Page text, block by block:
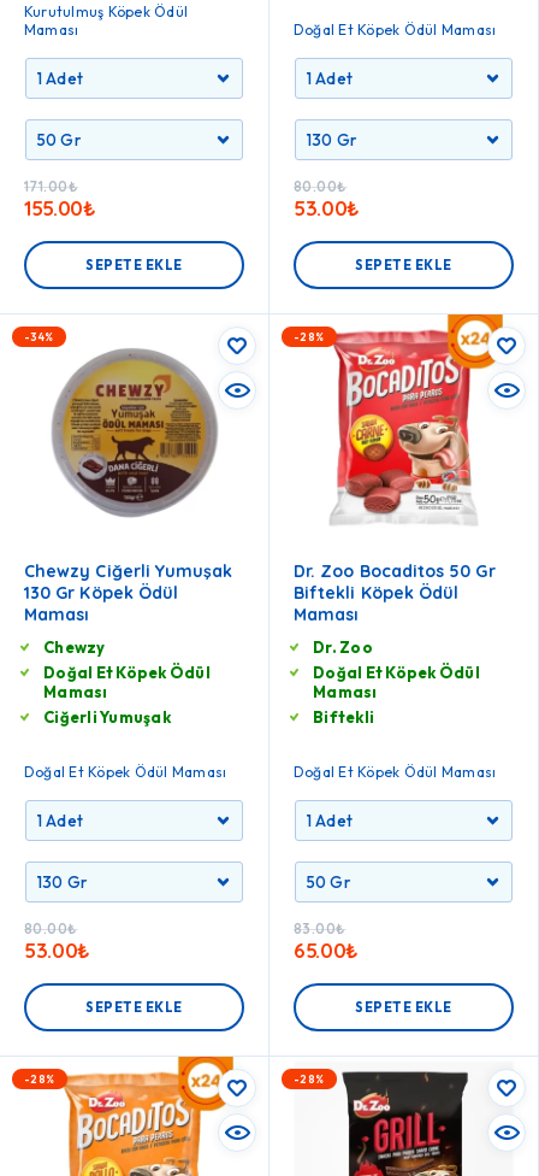
Kurutulmuş Köpek Ödül
Maması
171.00₺
155.00₺
SEPETE EKLE
Doğal Et Köpek Ödül Maması
80.00₺
53.00₺
SEPETE EKLE
-34%
Chewzy Ciğerli Yumuşak
130 Gr Köpek Ödül
Maması
Chewzy
Doğal Et Köpek Ödül
Maması
Ciğerli Yumuşak
Doğal Et Köpek Ödül Maması
80.00₺
53.00₺
SEPETE EKLE
-28%
Dr. Zoo Bocaditos 50 Gr
Biftekli Köpek Ödül
Maması
Dr. Zoo
Doğal Et Köpek Ödül
Maması
Biftekli
Doğal Et Köpek Ödül Maması
83.00₺
65.00₺
SEPETE EKLE
-28% -28%